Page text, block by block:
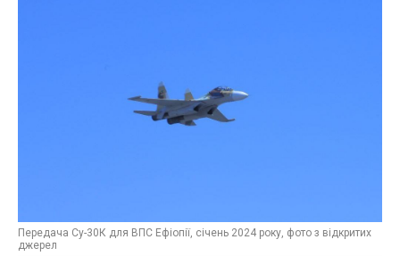
Передача Су-30К для ВПС Ефіопії, січень 2024 року, фото з відкритих
джерел